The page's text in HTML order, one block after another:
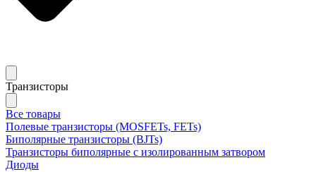
Транзисторы
Все товары
Полевые транзисторы (MOSFETs, FETs)
Биполярные транзисторы (BJTs)
Транзисторы биполярные с изолированным затвором
Диоды